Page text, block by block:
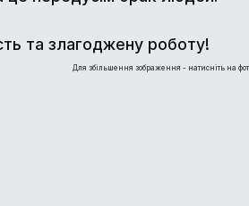
та злагоджену роботу!
Для збільшення зображення - натисніть на